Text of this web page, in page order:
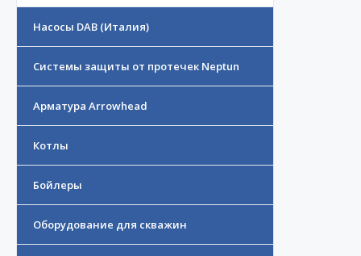
Насосы DAB (Италия)
Системы защиты от протечек Neptun
Арматура Arrowhead
Котлы
Бойлеры
Оборудование для скважин